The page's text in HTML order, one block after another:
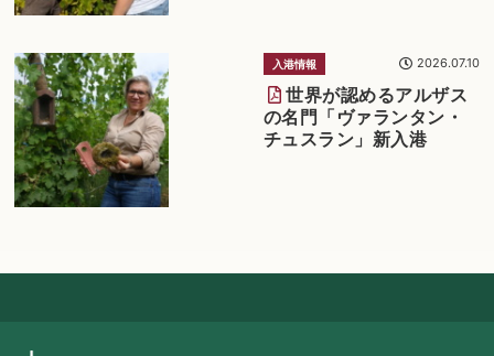
世界が認めるアルザス
の名門「ヴァランタン・
チュスラン」新入港
入港情報 2026.07.10